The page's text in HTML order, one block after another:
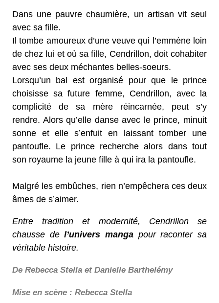
Dans une pauvre chaumière, un artisan vit seul
avec sa fille.
Il tombe amoureux d’une veuve qui l’emmène loin
de chez lui et où sa fille, Cendrillon, doit cohabiter
avec ses deux méchantes belles-soeurs.
Lorsqu’un bal est organisé pour que le prince
choisisse sa future femme, Cendrillon, avec la
complicité de sa mère réincarnée, peut s’y
rendre. Alors qu’elle danse avec le prince, minuit
sonne et elle s’enfuit en laissant tomber une
pantoufle. Le prince recherche alors dans tout
son royaume la jeune fille à qui ira la pantoufle.
Malgré les embûches, rien n’empêchera ces deux
âmes de s’aimer.
Entre tradition et modernité, Cendrillon se
chausse del’univers manga pour raconter sa
véritable histoire.
De Rebecca Stella et Danielle Barthelémy
Mise en scène : Rebecca Stella